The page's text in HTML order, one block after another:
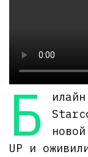
б
UP и